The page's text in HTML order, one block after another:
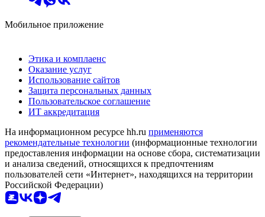
Мобильное приложение
Этика и комплаенс
Оказание услуг
Использование сайтов
Защита персональных данных
Пользовательское соглашение
ИТ аккредитация
На информационном ресурсе hh.ru применяются
рекомендательные технологии (информационные технологии
предоставления информации на основе сбора, систематизации
и анализа сведений, относящихся к предпочтениям
пользователей сети «Интернет», находящихся на территории
Российской Федерации)